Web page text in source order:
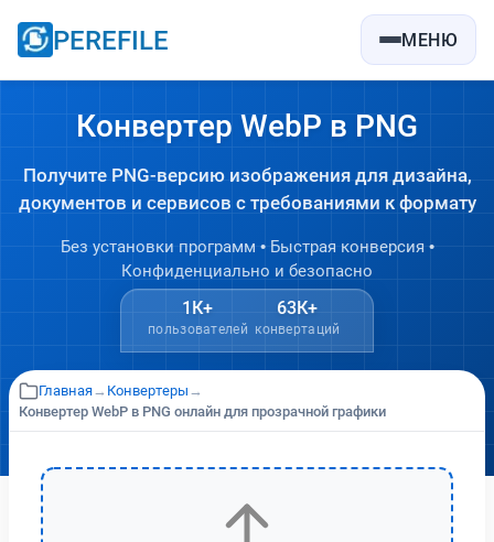
PEREFILE МЕНЮ
Конвертер WebP в PNG
Получите PNG-версию изображения для дизайна,
документов и сервисов с требованиями к формату
Без установки программ • Быстрая конверсия •
Конфиденциально и безопасно
1К+
пользователей
63К+
конвертаций
Главная→ Конвертеры→
Конвертер WebP в PNG онлайн для прозрачной графики